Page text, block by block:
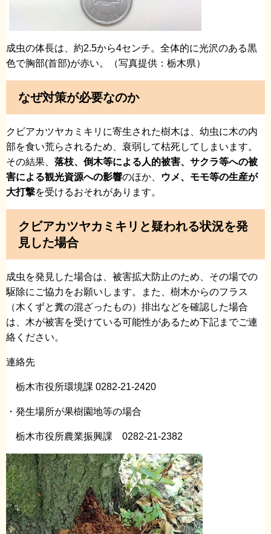
成虫の体長は、約2.5から4センチ。全体的に光沢のある黒
色で胸部(首部)が赤い。（写真提供：栃木県）
なぜ対策が必要なのか
クビアカツヤカミキリに寄生された樹木は、幼虫に木の内
部を食い荒らされるため、衰弱して枯死してしまいます。
その結果、 落枝、倒木等による人的被害、サクラ等への被
害による観光資源への影響のほか、
ウメ、モモ等の生産が
大打撃を受けるおそれがあります。
クビアカツヤカミキリと疑われる状況を発
見した場合
成虫を発見した場合は、被害拡大防止のため、その場での
駆除にご協力をお願いします。また、樹木からのフラス
（木くずと糞の混ざったもの）排出などを確認した場合
は、木が被害を受けている可能性があるため下記までご連
絡ください。
連絡先
栃木市役所環境課 0282-21-2420
・発生場所が果樹園地等の場合
栃木市役所農業振興課 0282-21-2382